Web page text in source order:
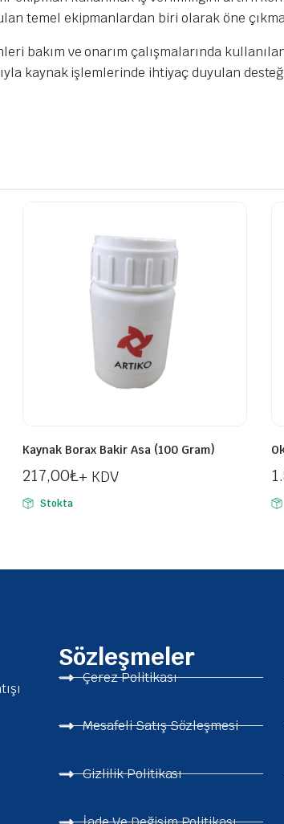
temel ekipmanlardan biri olarak öne
bakım ve onarım çalışmalarında
kaynak işlemlerinde ihtiyaç duyulan
Kaynak Borax Bakir Asa (100 Gram)
217,00₺+ KDV
Stokta
Sözleşmeler
Çerez Politikası
Mesafeli Satış Sözleşmesi
Gizlilik Politikası